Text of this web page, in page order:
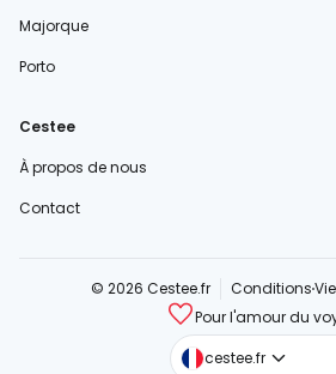
Majorque
Porto
Cestee
À propos de nous
Contact
© 2026 Cestee.fr Conditions
Pour l'amour du
cestee.fr
cestee.com